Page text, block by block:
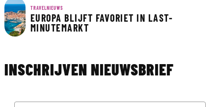
TRAVELNIEUWS
EUROPA BLIJFT FAVORIET IN LAST-
MINUTEMARKT
INSCHRIJVEN NIEUWSBRIEF